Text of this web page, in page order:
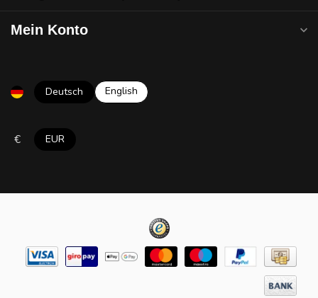
Mein Konto
Deutsch English
€ EUR